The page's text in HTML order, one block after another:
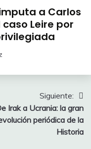
a Carlos
Leire por
Siguiente:
Irak a Ucrania: la gran
periódica de la
Historia